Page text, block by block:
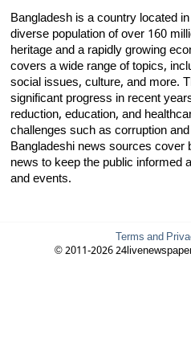
Bangladesh is a country located
diverse population of over 160
heritage and a rapidly growing
covers a wide range of topics,
social issues, culture, and more.
significant progress in recent
reduction, education, and
challenges such as corruption
Bangladeshi news sources cover
news to keep the public informed
and events.
Terms and
© 2011-2026